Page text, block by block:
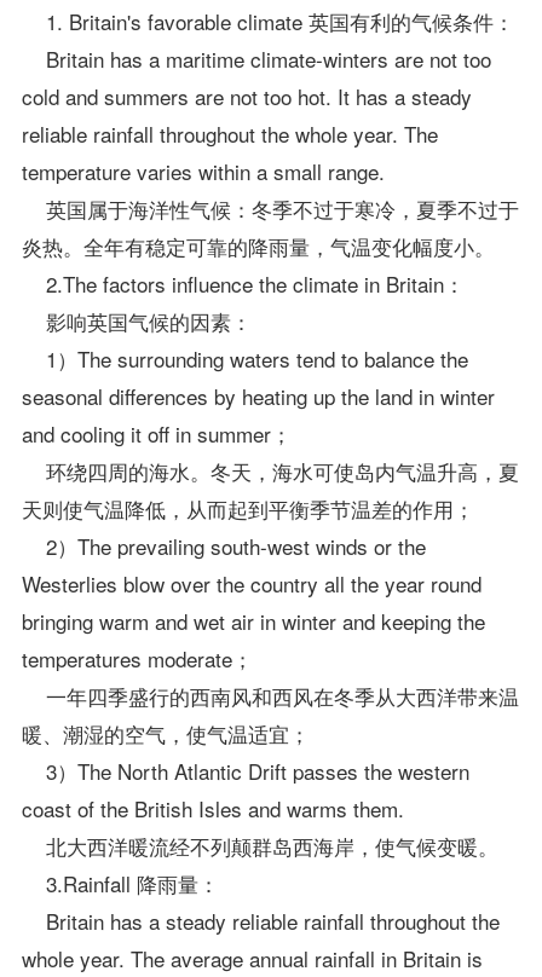
1. Britain's favorable climate 英国有利的气候条件：
Britain has a maritime climate-winters are not too
cold and summers are not too hot. It has a steady
reliable rainfall throughout the whole year. The
temperature varies within a small range.
英国属于海洋性气候：冬季不过于寒冷，夏季不过于
炎热。全年有稳定可靠的降雨量，气温变化幅度小。
2.The factors influence the climate in Britain：
影响英国气候的因素：
1）The surrounding waters tend to balance the
seasonal differences by heating up the land in winter
and cooling it off in summer；
环绕四周的海水。冬天，海水可使岛内气温升高，夏
天则使气温降低，从而起到平衡季节温差的作用；
2）The prevailing south-west winds or the
Westerlies blow over the country all the year round
bringing warm and wet air in winter and keeping the
temperatures moderate；
一年四季盛行的西南风和西风在冬季从大西洋带来温
暖、潮湿的空气，使气温适宜；
3）The North Atlantic Drift passes the western
coast of the British Isles and warms them.
北大西洋暖流经不列颠群岛西海岸，使气候变暖。
3.Rainfall 降雨量：
Britain has a steady reliable rainfall throughout the
whole year. The average annual rainfall in Britain is